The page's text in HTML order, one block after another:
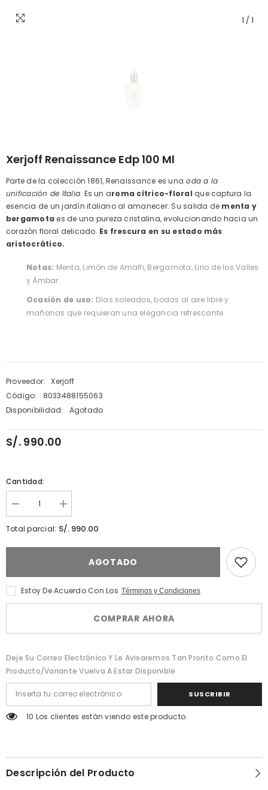
1 / 1
Xerjoff Renaissance Edp 100 Ml
Parte de la colección 1861, Renaissance es una oda a la
unificación de Italia. Es un aroma cítrico-floral que captura la
esencia de un jardín italiano al amanecer. Su salida de menta y
bergamota es de una pureza cristalina, evolucionando hacia un
corazón floral delicado. Es frescura en su estado más
aristocrático.
Notas: Menta, Limón de Amalfi, Bergamota, Lirio de los Valles
y Ámbar.
Ocasión de uso: Días soleados, bodas al aire libre y
mañanas que requieran una elegancia refrescante.
Proveedor:
Xerjoff
Código:
8033488155063
Disponibilidad:
Agotado
S/. 990.00
Cantidad:
Disminuir
cantidad
para
Xerjoff
aumentar
la
cantidad
para
Ml
Total parcial: S/. 990.00
AGOTADO
Estoy De Acuerdo Con Los Términos y Condiciones
COMPRAR AHORA
Deje Su Correo Electrónico Y Le Avisaremos Tan Pronto Como El
Producto/variante Vuelva A Estar Disponible
SUSCRIBIR
10 Los clientes están viendo este producto.
Descripción del Producto